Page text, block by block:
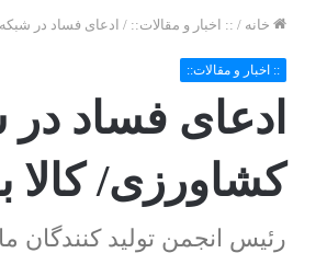
خانه / :: اخبار و مقالات:: / ادعای فساد در
:: اخبار و مقالات::
ادعای فساد
کشاورزی/
رئیس انجمن تولید